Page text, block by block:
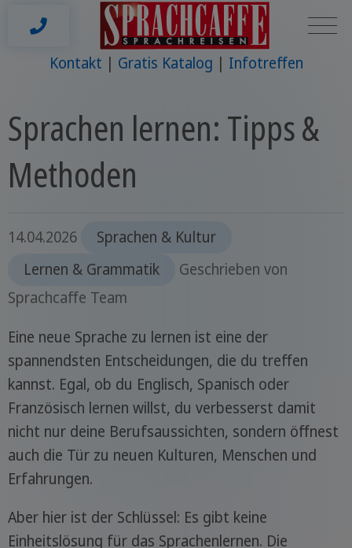
Kontakt Gratis Katalog Infotreffen
Sprachen lernen: Tipps &
Methoden
14.04.2026
Sprachen & Kultur
Lernen & Grammatik
Geschrieben von
Sprachcaffe Team
Eine neue Sprache zu lernen ist eine der
spannendsten Entscheidungen, die du treffen
kannst. Egal, ob du Englisch, Spanisch oder
Französisch lernen willst, du verbesserst damit
nicht nur deine Berufsaussichten, sondern öffnest
auch die Tür zu neuen Kulturen, Menschen und
Erfahrungen.
Aber hier ist der Schlüssel: Es gibt keine
Einheitslösung für das Sprachenlernen. Die